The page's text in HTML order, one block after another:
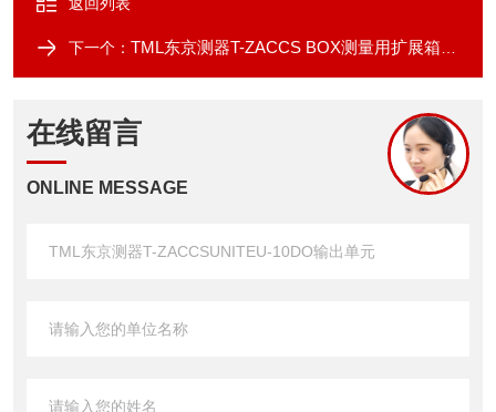
下一个： TML东京测器T-ZACCS BOX测量用扩展箱AU-50
在线留言
ONLINE MESSAGE